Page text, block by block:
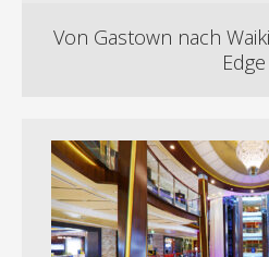
Von Gastown nach
Edge